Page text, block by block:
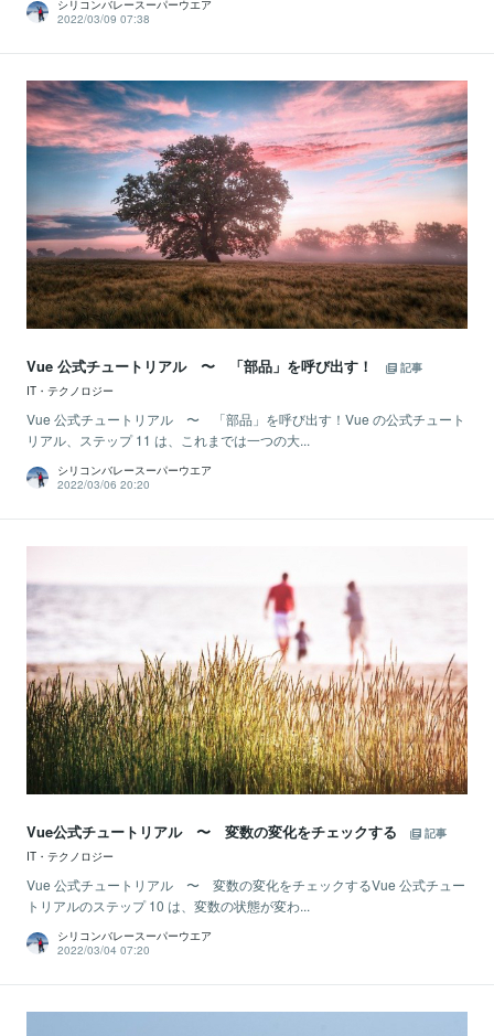
シリコンバレースーパーウエア
2022/03/09 07:38
Vue 公式チュートリアル 〜 「部品」を呼び出す！
記事
IT・テクノロジー
Vue 公式チュートリアル 〜 「部品」を呼び出す！Vue の公式チュート
リアル、ステップ 11 は、これまでは一つの大...
シリコンバレースーパーウエア
2022/03/06 20:20
Vue公式チュートリアル 〜 変数の変化をチェックする
記事
IT・テクノロジー
Vue 公式チュートリアル 〜 変数の変化をチェックするVue 公式チュー
トリアルのステップ 10 は、変数の状態が変わ...
シリコンバレースーパーウエア
2022/03/04 07:20